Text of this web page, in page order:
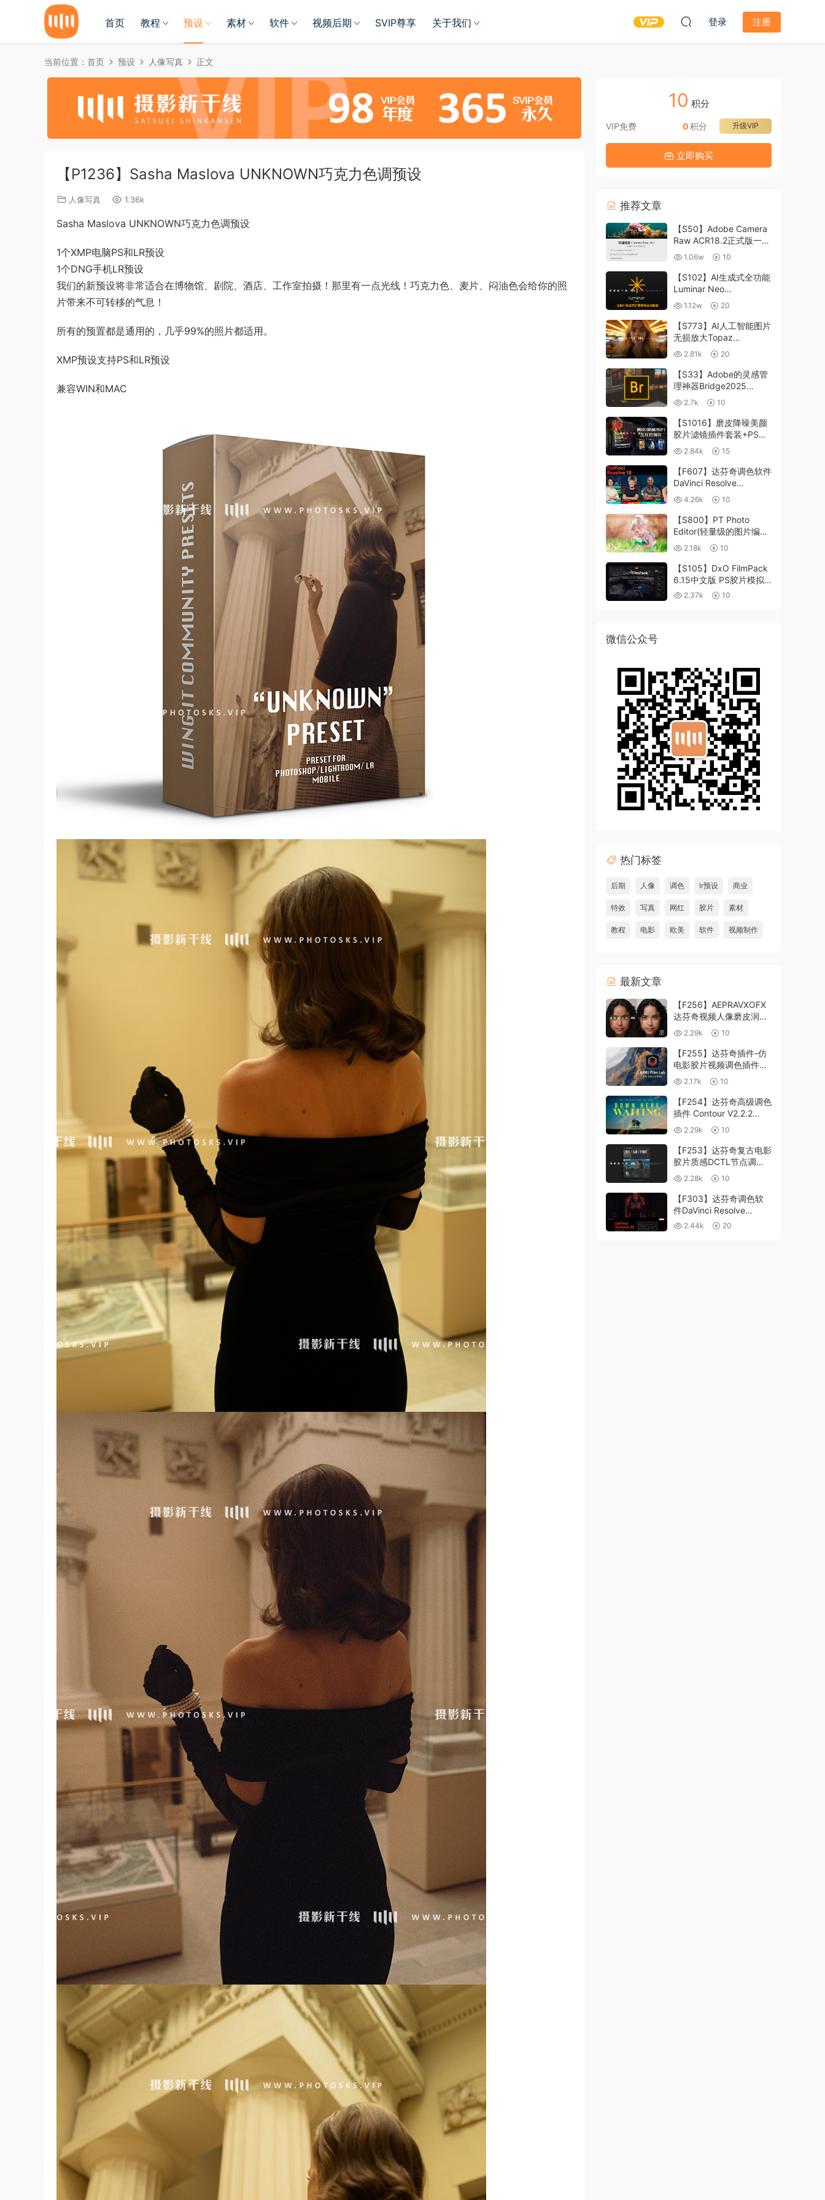
首页 教程 预设 素材 软件 视频后期 SVIP尊享 关于我们 登录 注册
当前位置： 首页 预设 人像写真 正文
【P1236】Sasha Maslova UNKNOWN巧克力色调预设
人像写真 1.36k
Sasha Maslova UNKNOWN巧克力色调预设
1个XMP电脑PS和LR预设
1个DNG手机LR预设
我们的新预设将非常适合在博物馆、剧院、酒店、工作室拍摄！那里有一点光线！巧克力色、麦片、闷油色会给你的照
片带来不可转移的气息！
所有的预置都是通用的，几乎99%的照片都适用。
XMP预设支持PS和LR预设
兼容WIN和MAC
10 积分
VIP免费 升级VIP
0积分
立即购买
推荐文章
【S50】Adobe Camera
Raw ACR18.2正式版一键
升级包 ACR最新升级包
支持WIN和MAC
1.06w 10
【S102】AI生成式全功能
Luminar Neo
1.24.4(x64)超强修图插件
中文版WIN+MAC含400
个预设
1.12w 20
【S773】AI人工智能图片
无损放大Topaz
Gigapixel AI 8.4.0.1b照
片模糊清晰 PS插件+独立
版 WIN/MAC
2.81k 20
【S33】Adobe的灵感管
理神器Bridge2025
15.0.3 WIN系统 右键可
进入ACR
2.7k 10
【S1016】磨皮降噪美颜
胶片滤镜插件套装+PS动
作 Imagenomic
Professional Plugin Suite
v2027 Win汉化中文版
2.84k 15
【F607】达芬奇调色软件
DaVinci Resolve
Studio18.6Win、Mac 中
文/英文
4.26k 10
【S800】PT Photo
Editor(轻量级的图片编辑
工具)5.10.3汉化版 WIN
2.18k 10
【S105】DxO FilmPack
6.15中文版 PS胶片模拟
滤镜支持WIN/MAC
2.37k 10
微信公众号
热门标签
后期 人像 调色 lr预设 商业
特效 写真 网红 胶片 素材
教程 电影 欧美 软件 视频制作
最新文章
【F256】AEPRAVXOFX
达芬奇视频人像磨皮润肤
美颜插件 Beauty Box
V6.0.3 Win
2.29k 10
【F255】达芬奇插件-仿
电影胶片视频调色插件
ARRI Film Lab 1.0.10 Win
2.17k 10
【F254】达芬奇高级调色
插件 Contour V2.2.2
WinMac 含使用教程
2.29k 10
【F253】达芬奇复古电影
胶片质感DCTL节点调色
预设 MonoNodes LOOK
LAB PRINT V4.0
2.28k 10
【F303】达芬奇调色软
件DaVinci Resolve
Studio21.0.3 中文版
2.44k 20